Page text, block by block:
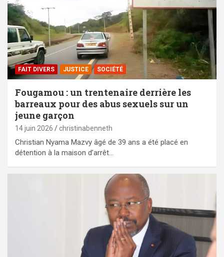
FAIT DIVERS JUSTICE SOCIÉTÉ
Fougamou : un trentenaire derrière les
barreaux pour des abus sexuels sur un
jeune garçon
14 juin 2026 christinabenneth
Christian Nyama Mazvy âgé de 39 ans a été placé en
détention à la maison d’arrêt…